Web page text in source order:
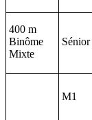
400 m
Binôme
Mixte
Sénior
M1